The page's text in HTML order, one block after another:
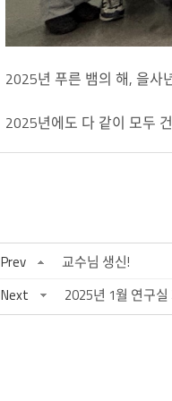
2025년 푸른 뱀의 해, 을사
2025년에도 다 같이 모두
Prev
교수님 생신!
Next
2025년 1월 연구실